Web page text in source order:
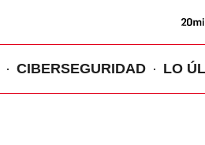
Volver
CIBERSEGURIDAD LO